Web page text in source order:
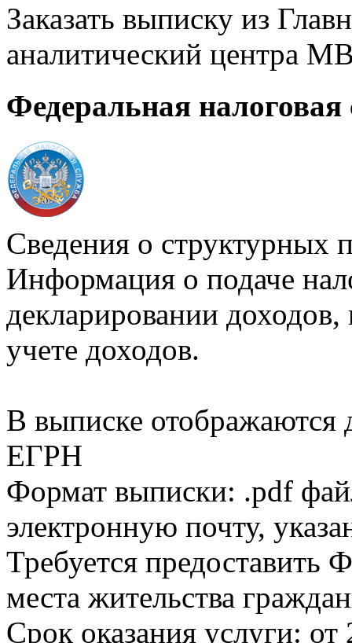
Заказать выписку из
аналитический центра
Федеральная налоговая
Сведения о структурных
Информация о подаче
декларировании доходов,
учете доходов.
В выписке
ЕГРН
Формат выписки: .pdf
электронную почту,
Требуется
места жительства
Срок оказания услуги: от